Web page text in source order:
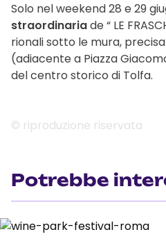
Solo nel weekend 28 e 29
straordinariade “ LE
rionali sotto le mura,
(adiacente a Piazza
del centro storico di Tolfa.
© riproduzione riservata
Potrebbe